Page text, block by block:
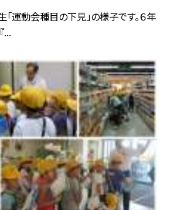
「運動会種目の下見」の様子です。６年
...